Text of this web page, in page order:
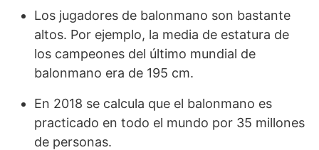
Los jugadores de balonmano son bastante
altos. Por ejemplo, la media de estatura de
los campeones del último mundial de
balonmano era de 195 cm.
En 2018 se calcula que el balonmano es
practicado en todo el mundo por 35 millones
de personas.